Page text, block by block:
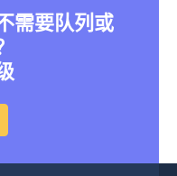
需要队列或